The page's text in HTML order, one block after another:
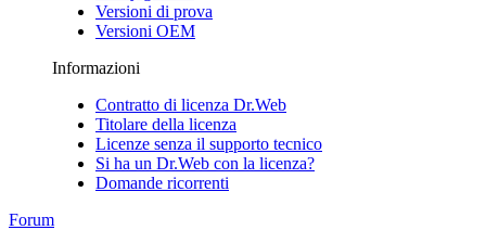
Versioni di prova
Versioni OEM
Informazioni
Contratto di licenza Dr.Web
Titolare della licenza
Licenze senza il supporto tecnico
Si ha un Dr.Web con la licenza?
Domande ricorrenti
Forum